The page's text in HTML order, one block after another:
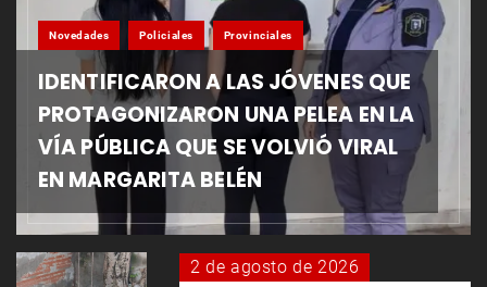
Novedades Policiales Provinciales
IDENTIFICARON A LAS JÓVENES QUE
PROTAGONIZARON UNA PELEA EN LA
VÍA PÚBLICA QUE SE VOLVIÓ VIRAL
EN MARGARITA BELÉN
2 de agosto de 2026